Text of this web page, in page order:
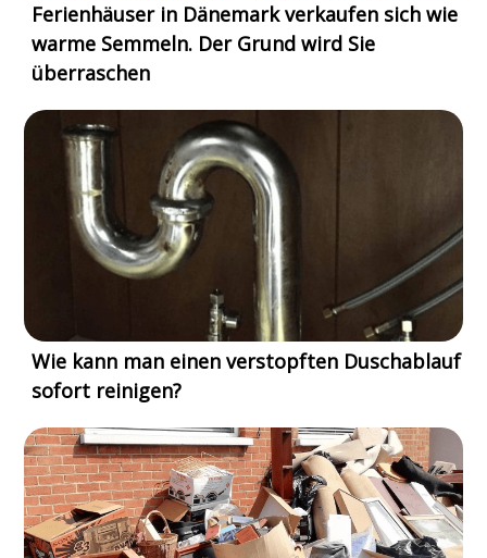
Ferienhäuser in Dänemark verkaufen sich wie
warme Semmeln. Der Grund wird Sie
überraschen
Wie kann man einen verstopften Duschablauf
sofort reinigen?